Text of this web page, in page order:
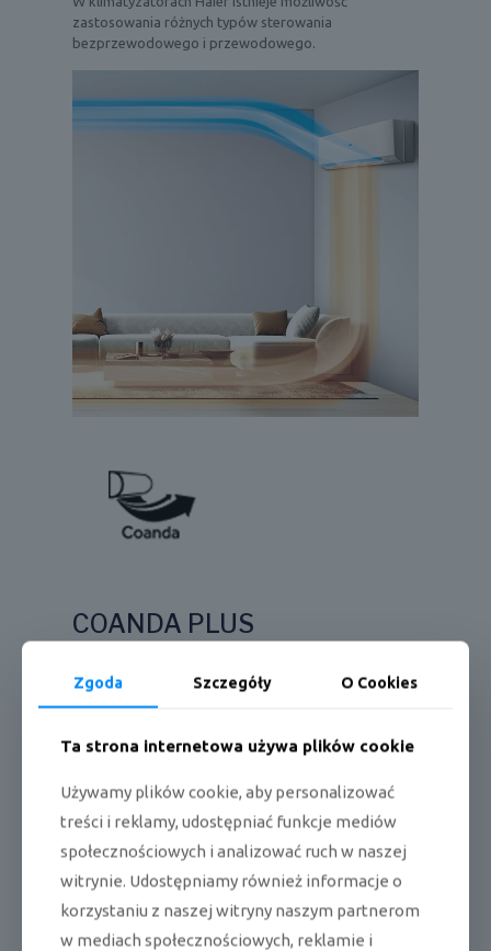
zastosowania różnych typów sterowania
bezprzewodowego i przewodowego.
COANDA PLUS
z klimatyzatora jest silniejszy oraz osiąga większy
zasięg docierając do każdej części pomieszczenia –
chłodzenia, nawiew kierowany jest w górę, dzięki
skierowany bezpośrednio na użytkownika. W trybie
ogrzewania, nawiew kierowany jest w dół, co pozwala
na lepsze rozprowadzenie ciepła i uzyskanie jednolitej
temperatury w pomieszczeniu.
Zgoda Szczegóły O Cookies
Ta strona internetowa używa plików cookie
Używamy plików cookie, aby personalizować
treści i reklamy, udostępniać funkcje mediów
społecznościowych i analizować ruch w naszej
witrynie. Udostępniamy również informacje o
korzystaniu z naszej witryny naszym partnerom
w mediach społecznościowych, reklamie i